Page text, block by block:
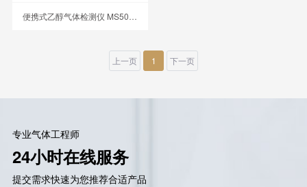
便携式乙醇气体检测仪 MS500-C2H6O
上一页 1 下一页
专业气体工程师
24小时在线服务
提交需求快速为您推荐合适产品